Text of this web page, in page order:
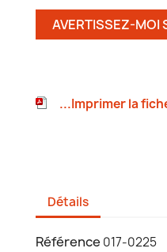
AVERTISSEZ-MOI
...Imprimer la
Détails
Référence 017-0225